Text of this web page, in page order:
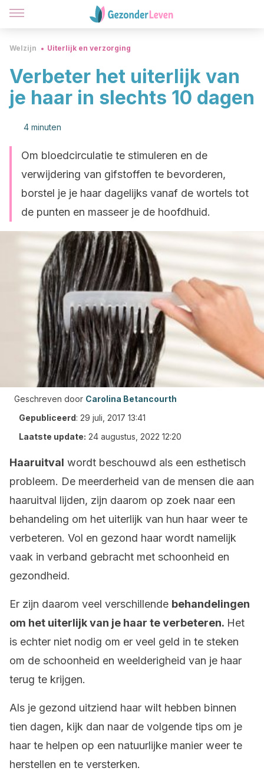
Welzijn Uiterlijk en verzorging
Verbeter het uiterlijk van
je haar in slechts 10 dagen
4 minuten
Om bloedcirculatie te stimuleren en de
verwijdering van gifstoffen te bevorderen,
borstel je je haar dagelijks vanaf de wortels tot
de punten en masseer je de hoofdhuid.
Geschreven door Carolina Betancourth
Gepubliceerd: 29 juli, 2017 13:41
Laatste update: 24 augustus, 2022 12:20
Haaruitval wordt beschouwd als een esthetisch
probleem. De meerderheid van de mensen die aan
haaruitval lijden, zijn daarom op zoek naar een
behandeling om het uiterlijk van hun haar weer te
verbeteren. Vol en gezond haar wordt namelijk
vaak in verband gebracht met schoonheid en
gezondheid.
Er zijn daarom veel verschillende behandelingen
om het uiterlijk van je haar te verbeteren. Het
is echter niet nodig om er veel geld in te steken
om de schoonheid en weelderigheid van je haar
terug te krijgen.
Als je gezond uitziend haar wilt hebben binnen
tien dagen, kijk dan naar de volgende tips om je
haar te helpen op een natuurlijke manier weer te
herstellen en te versterken.